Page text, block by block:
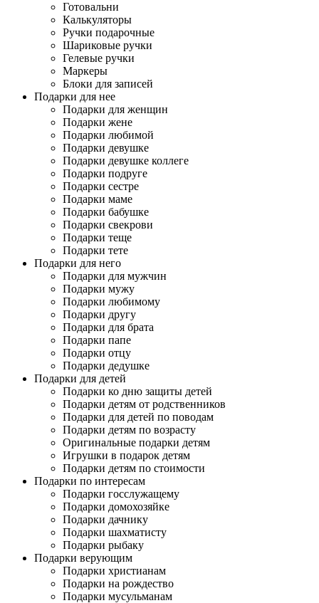
Готовальни
Калькуляторы
Ручки подарочные
Шариковые ручки
Гелевые ручки
Маркеры
Блоки для записей
Подарки для нее
Подарки для женщин
Подарки жене
Подарки любимой
Подарки девушке
Подарки девушке коллеге
Подарки подруге
Подарки сестре
Подарки маме
Подарки бабушке
Подарки свекрови
Подарки теще
Подарки тете
Подарки для него
Подарки для мужчин
Подарки мужу
Подарки любимому
Подарки другу
Подарки для брата
Подарки папе
Подарки отцу
Подарки дедушке
Подарки для детей
Подарки ко дню защиты детей
Подарки детям от родственников
Подарки для детей по поводам
Подарки детям по возрасту
Оригинальные подарки детям
Игрушки в подарок детям
Подарки детям по стоимости
Подарки по интересам
Подарки госслужащему
Подарки домохозяйке
Подарки дачнику
Подарки шахматисту
Подарки рыбаку
Подарки верующим
Подарки христианам
Подарки на рождество
Подарки мусульманам